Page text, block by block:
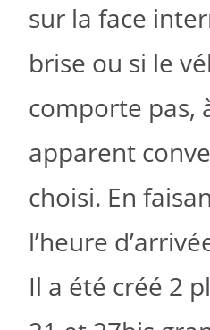
sur la face
brise ou si le
comporte pas,
apparent
choisi. En
l’heure
Il a été créé 2